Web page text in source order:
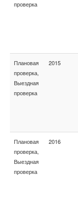
проверка
Плановая
проверка,
Выездная
проверка
2015
Плановая
проверка,
Выездная
проверка
2016